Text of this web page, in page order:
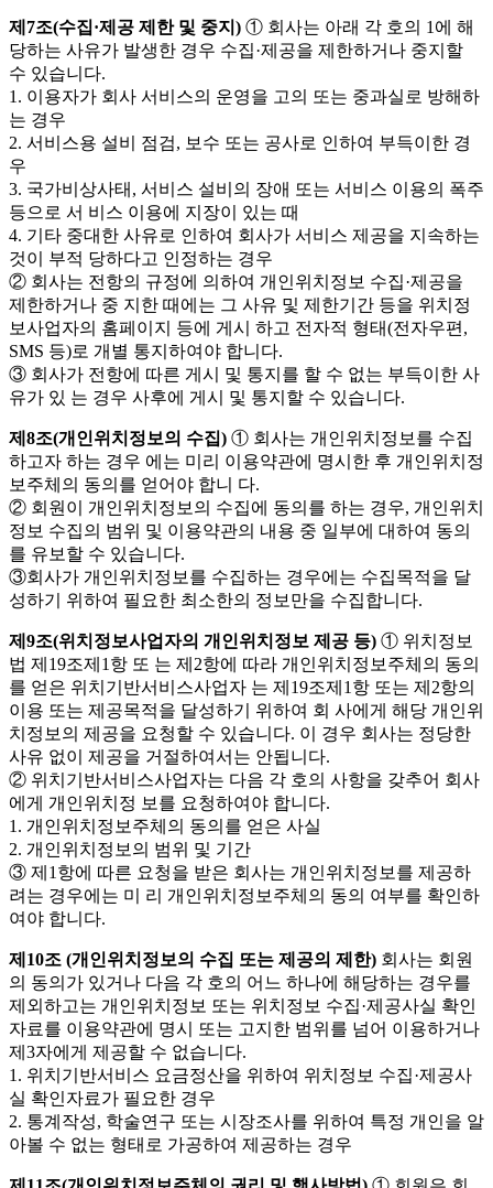
제7조(수집·제공 제한 및 중지) ① 회사는 아래 각 호의 1에 해
당하는 사유가 발생한 경우 수집·제공을 제한하거나 중지할
수 있습니다.
1. 이용자가 회사 서비스의 운영을 고의 또는 중과실로 방해하
는 경우
2. 서비스용 설비 점검, 보수 또는 공사로 인하여 부득이한 경
우
3. 국가비상사태, 서비스 설비의 장애 또는 서비스 이용의 폭주
등으로 서 비스 이용에 지장이 있는 때
4. 기타 중대한 사유로 인하여 회사가 서비스 제공을 지속하는
것이 부적 당하다고 인정하는 경우
② 회사는 전항의 규정에 의하여 개인위치정보 수집·제공을
제한하거나 중 지한 때에는 그 사유 및 제한기간 등을 위치정
보사업자의 홈페이지 등에 게시 하고 전자적 형태(전자우편,
SMS 등)로 개별 통지하여야 합니다.
③ 회사가 전항에 따른 게시 및 통지를 할 수 없는 부득이한 사
유가 있 는 경우 사후에 게시 및 통지할 수 있습니다.
제8조(개인위치정보의 수집) ① 회사는 개인위치정보를 수집
하고자 하는 경우 에는 미리 이용약관에 명시한 후 개인위치정
보주체의 동의를 얻어야 합니 다.
② 회원이 개인위치정보의 수집에 동의를 하는 경우, 개인위치
정보 수집의 범위 및 이용약관의 내용 중 일부에 대하여 동의
를 유보할 수 있습니다.
③회사가 개인위치정보를 수집하는 경우에는 수집목적을 달
성하기 위하여 필요한 최소한의 정보만을 수집합니다.
제9조(위치정보사업자의 개인위치정보 제공 등) ① 위치정보
법 제19조제1항 또 는 제2항에 따라 개인위치정보주체의 동의
를 얻은 위치기반서비스사업자 는 제19조제1항 또는 제2항의
이용 또는 제공목적을 달성하기 위하여 회 사에게 해당 개인위
치정보의 제공을 요청할 수 있습니다. 이 경우 회사는 정당한
사유 없이 제공을 거절하여서는 안됩니다.
② 위치기반서비스사업자는 다음 각 호의 사항을 갖추어 회사
에게 개인위치정 보를 요청하여야 합니다.
1. 개인위치정보주체의 동의를 얻은 사실
2. 개인위치정보의 범위 및 기간
③ 제1항에 따른 요청을 받은 회사는 개인위치정보를 제공하
려는 경우에는 미 리 개인위치정보주체의 동의 여부를 확인하
여야 합니다.
제10조 (개인위치정보의 수집 또는 제공의 제한) 회사는 회원
의 동의가 있거나 다음 각 호의 어느 하나에 해당하는 경우를
제외하고는 개인위치정보 또는 위치정보 수집·제공사실 확인
자료를 이용약관에 명시 또는 고지한 범위를 넘어 이용하거나
제3자에게 제공할 수 없습니다.
1. 위치기반서비스 요금정산을 위하여 위치정보 수집·제공사
실 확인자료가 필요한 경우
2. 통계작성, 학술연구 또는 시장조사를 위하여 특정 개인을 알
아볼 수 없는 형태로 가공하여 제공하는 경우